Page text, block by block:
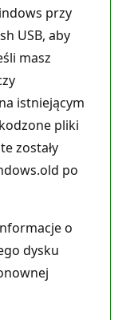
przy
USB, aby
masz
istniejącym
pliki
zostały
po
o
dysku